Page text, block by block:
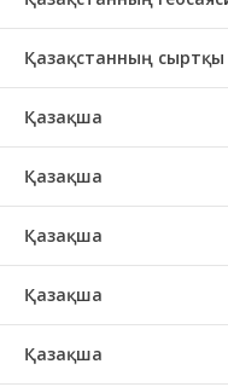
Қазақстанның сыртқы
Қазақша
Қазақша
Қазақша
Қазақша
Қазақша